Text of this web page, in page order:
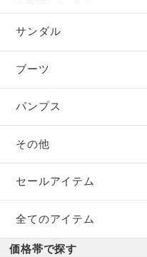
サンダル
ブーツ
パンプス
その他
セールアイテム
全てのアイテム
価格帯で探す